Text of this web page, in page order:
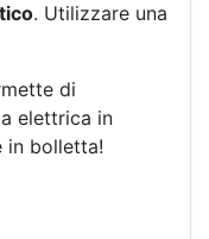
. Utilizzare una
di
elettrica in
in bolletta!